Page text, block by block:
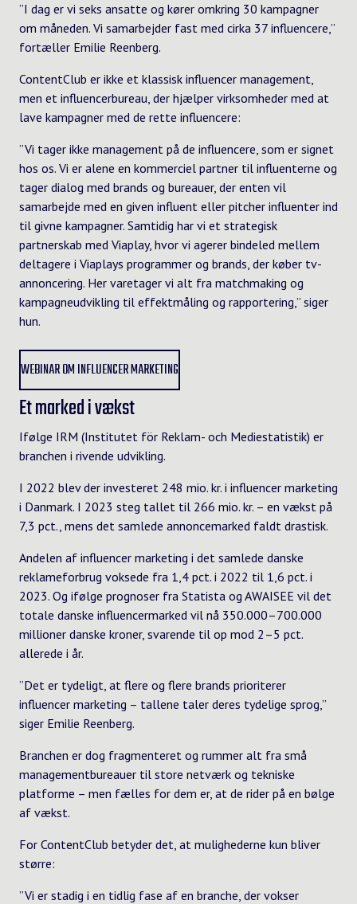
”I dag er vi seks ansatte og kører omkring 30 kampagner
om måneden. Vi samarbejder fast med cirka 37 influencere,”
fortæller Emilie Reenberg.
ContentClub er ikke et klassisk influencer management,
men et influencerbureau, der hjælper virksomheder med at
lave kampagner med de rette influencere:
”Vi tager ikke management på de influencere, som er signet
hos os. Vi er alene en kommerciel partner til influenterne og
tager dialog med brands og bureauer, der enten vil
samarbejde med en given influent eller pitcher influenter ind
til givne kampagner. Samtidig har vi et strategisk
partnerskab med Viaplay, hvor vi agerer bindeled mellem
deltagere i Viaplays programmer og brands, der køber tv-
annoncering. Her varetager vi alt fra matchmaking og
kampagneudvikling til effektmåling og rapportering,” siger
hun.
WEBINAR OM INFLUENCER MARKETING
Et marked i vækst
Ifølge IRM (Institutet för Reklam- och Mediestatistik) er
branchen i rivende udvikling.
I 2022 blev der investeret 248 mio. kr. i influencer marketing
i Danmark. I 2023 steg tallet til 266 mio. kr. – en vækst på
7,3 pct., mens det samlede annoncemarked faldt drastisk.
Andelen af influencer marketing i det samlede danske
reklameforbrug voksede fra 1,4 pct. i 2022 til 1,6 pct. i
2023. Og ifølge prognoser fra Statista og AWAISEE vil det
totale danske influencermarked vil nå 350.000–700.000
millioner danske kroner, svarende til op mod 2–5 pct.
allerede i år.
”Det er tydeligt, at flere og flere brands prioriterer
influencer marketing – tallene taler deres tydelige sprog,”
siger Emilie Reenberg.
Branchen er dog fragmenteret og rummer alt fra små
managementbureauer til store netværk og tekniske
platforme – men fælles for dem er, at de rider på en bølge
af vækst.
For ContentClub betyder det, at mulighederne kun bliver
større:
”Vi er stadig i en tidlig fase af en branche, der vokser